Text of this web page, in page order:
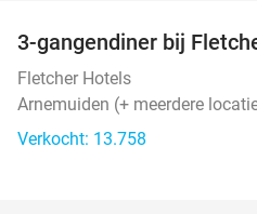
3-gangendiner bij
Fletcher Hotels
Arnemuiden (+ meerdere
Verkocht: 13.758